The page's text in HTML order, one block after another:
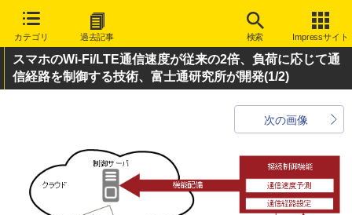
カテゴリ 過去記事 検索 Impressサイト
スマホのWi-Fi/LTE通信速度が従来の2倍、負荷に応じて通
信経路を制御する技術、富士通研究所が開発(1/2)
次の画像